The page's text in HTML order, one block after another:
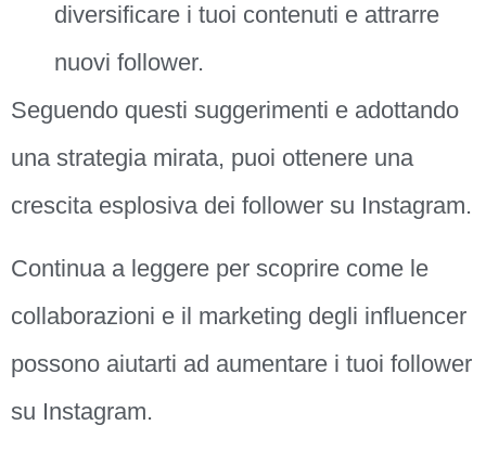
diversificare i tuoi contenuti e attrarre
nuovi follower.
Seguendo questi suggerimenti e adottando
una strategia mirata, puoi ottenere una
crescita esplosiva dei follower su Instagram.
Continua a leggere per scoprire come le
collaborazioni e il marketing degli influencer
possono aiutarti ad aumentare i tuoi follower
su Instagram.